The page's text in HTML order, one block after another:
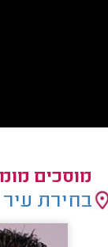
מוסכים
בחירת עיר